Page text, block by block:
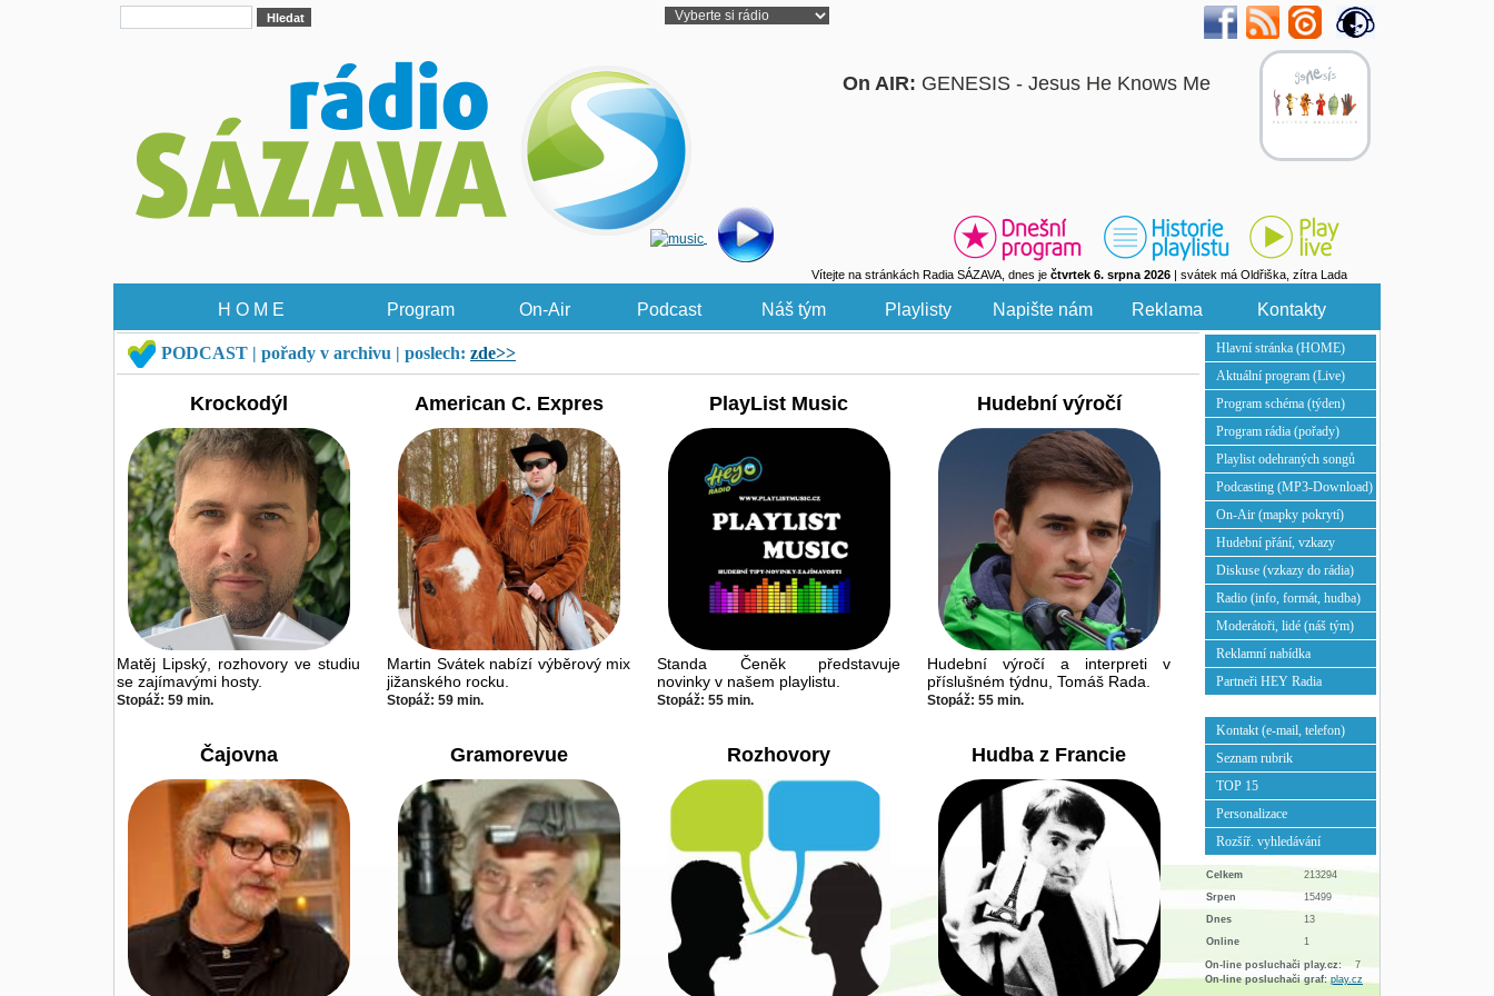
On AIR: GENESIS - Jesus He Knows Me
Vítejte na stránkách Radia SÁZAVA, dnes je čtvrtek 6. srpna 2026 | svátek má Oldřiška, zítra Lada
H O M E Program On-Air Podcast Náš tým Playlisty Napište nám Reklama Kontakty
PODCAST | pořady v archivu | poslech: zde>>
Krockodýl
Matěj Lipský, rozhovory ve studiu
se zajímavými hosty.
Stopáž: 59 min.
American C. Expres
Martin Svátek nabízí výběrový mix
jižanského rocku.
Stopáž: 59 min.
PlayList Music
Standa Čeněk představuje
novinky v našem playlistu.
Stopáž: 55 min.
Hudební výročí
Hudební výročí a interpreti v
příslušném týdnu, Tomáš Rada.
Stopáž: 55 min.
Čajovna Gramorevue Rozhovory Hudba z Francie
Hlavní stránka (HOME)
Aktuální program (Live)
Program schéma (týden)
Program rádia (pořady)
Playlist odehraných songů
Podcasting (MP3-Download)
On-Air (mapky pokrytí)
Hudební přání, vzkazy
Diskuse (vzkazy do rádia)
Radio (info, formát, hudba)
Moderátoři, lidé (náš tým)
Reklamní nabídka
Partneři HEY Radia
Kontakt (e-mail, telefon)
Seznam rubrik
TOP 15
Personalizace
Rozšíř. vyhledávání
Celkem
213294
Srpen
15499
Dnes
13
Online
1
On-line posluchači play.cz:
7
On-line posluchači graf: play.cz